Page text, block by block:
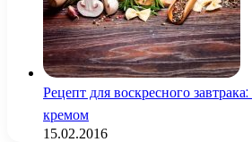
Рецепт для воскресного
кремом
15.02.2016